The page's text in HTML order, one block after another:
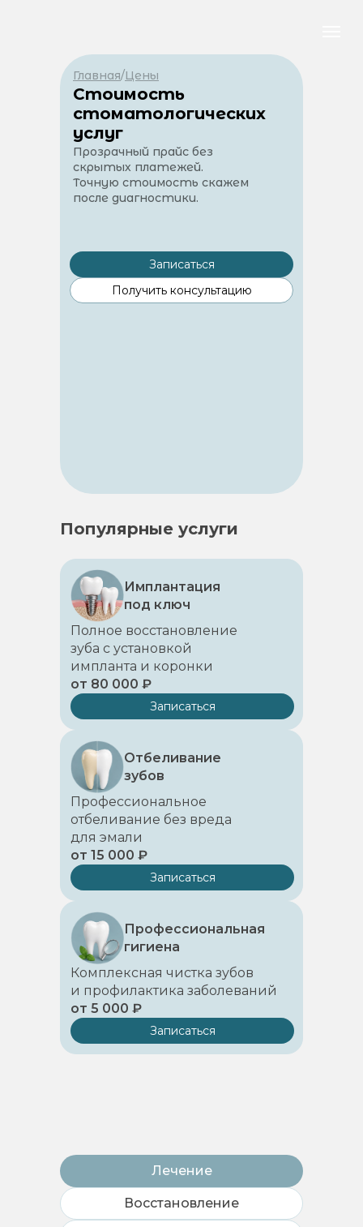
Главная/Цены
Стоимость
стоматологических
услуг
Прозрачный прайс без
скрытых платежей.
Точную стоимость скажем
после диагностики.
Записаться
Получить консультацию
Популярные услуги
Имплантация
под ключ
Полное восстановление
зуба с установкой
импланта и коронки
от 80 000 ₽
Записаться
Отбеливание
зубов
Профессиональное
отбеливание без вреда
для эмали
от 15 000 ₽
Записаться
Профессиональная
гигиена
Комплексная чистка зубов
и профилактика заболеваний
от 5 000 ₽
Записаться
Лечение
Восстановление